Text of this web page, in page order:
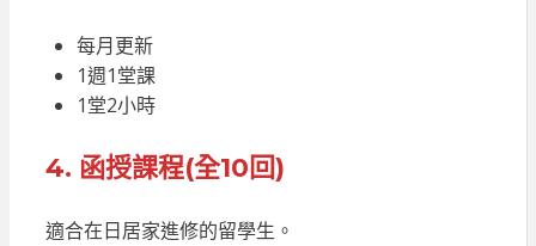
每月更新
1週1堂課
1堂2小時
4. 函授課程(全10回)
適合在日居家進修的留學生。